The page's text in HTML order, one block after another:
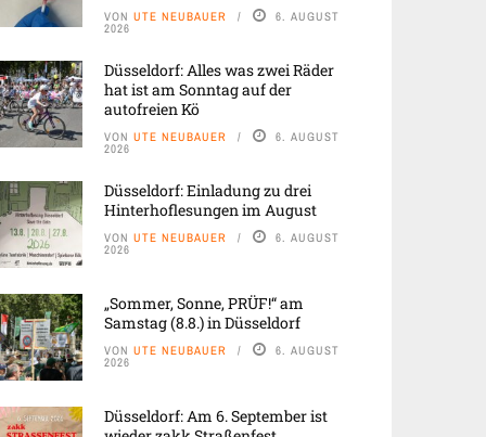
VON UTE NEUBAUER 6. AUGUST
2026
Düsseldorf: Alles was zwei Räder
hat ist am Sonntag auf der
autofreien Kö
VON UTE NEUBAUER 6. AUGUST
2026
Düsseldorf: Einladung zu drei
Hinterhoflesungen im August
VON UTE NEUBAUER 6. AUGUST
2026
„Sommer, Sonne, PRÜF!“ am
Samstag (8.8.) in Düsseldorf
VON UTE NEUBAUER 6. AUGUST
2026
Düsseldorf: Am 6. September ist